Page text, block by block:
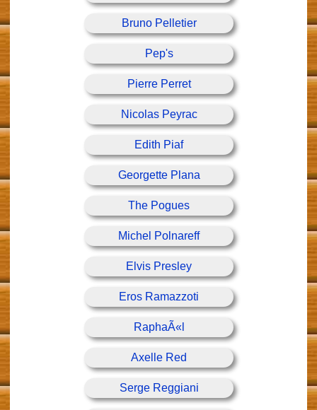
Bruno Pelletier
Pep's
Pierre Perret
Nicolas Peyrac
Edith Piaf
Georgette Plana
The Pogues
Michel Polnareff
Elvis Presley
Eros Ramazzoti
RaphaÃ«l
Axelle Red
Serge Reggiani